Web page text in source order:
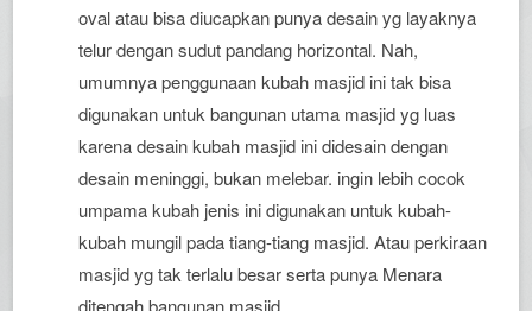
oval atau bisa diucapkan punya desain yg layaknya
telur dengan sudut pandang horizontal. Nah,
umumnya penggunaan kubah masjid ini tak bisa
digunakan untuk bangunan utama masjid yg luas
karena desain kubah masjid ini didesain dengan
desain meninggi, bukan melebar. ingin lebih cocok
umpama kubah jenis ini digunakan untuk kubah-
kubah mungil pada tiang-tiang masjid. Atau perkiraan
masjid yg tak terlalu besar serta punya Menara